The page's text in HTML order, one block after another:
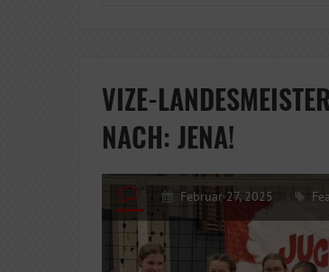
VIZE-
NACH: JENA!
Februar 27, 2025